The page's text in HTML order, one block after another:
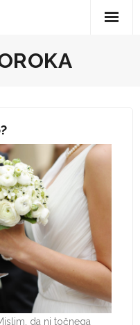
da ni točnega